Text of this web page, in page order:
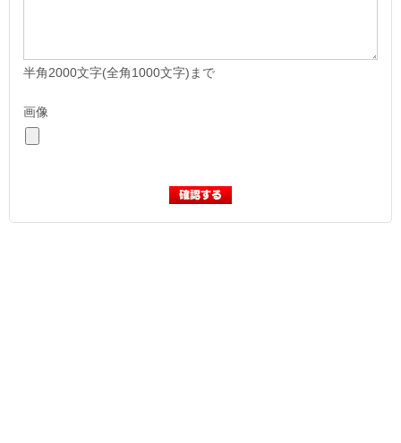
半角2000文字(全角1000文字)まで
画像